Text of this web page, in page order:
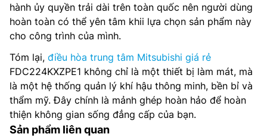
hành ủy quyền trải dài trên toàn quốc nên người dùng
hoàn toàn có thể yên tâm khii lựa chọn sản phẩm này
cho công trình của mình.
Tóm lại, điều hòa trung tâm Mitsubishi giá rẻ
FDC224KXZPE1 không chỉ là một thiết bị làm mát, mà
là một hệ thống quản lý khí hậu thông minh, bền bỉ và
thẩm mỹ. Đây chính là mảnh ghép hoàn hảo để hoàn
thiện không gian sống đẳng cấp của bạn.
Sản phẩm liên quan